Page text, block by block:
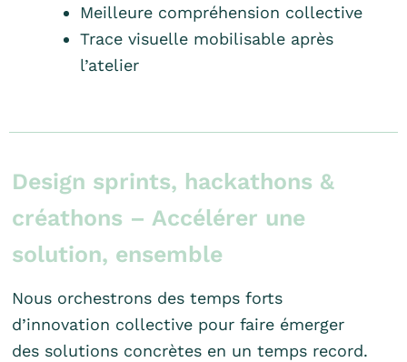
Meilleure compréhension collective
Trace visuelle mobilisable après
l’atelier
Design sprints, hackathons &
créathons – Accélérer une
solution, ensemble
Nous orchestrons des temps forts
d’innovation collective pour faire émerger
des solutions concrètes en un temps record.